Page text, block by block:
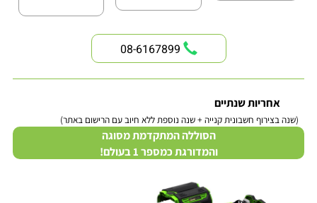
08-6167899
אחריות שנתיים
(שנה בצירוף חשבונית קנייה + שנה נוספת ללא חיוב עם הרישום באתר)
הסוללה המתקדמת מסוגה
והמדורגת כמספר 1 בעולם!